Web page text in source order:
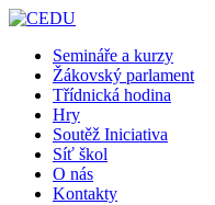
Semináře a kurzy
Žákovský parlament
Třídnická hodina
Hry
Soutěž Iniciativa
Síť škol
O nás
Kontakty